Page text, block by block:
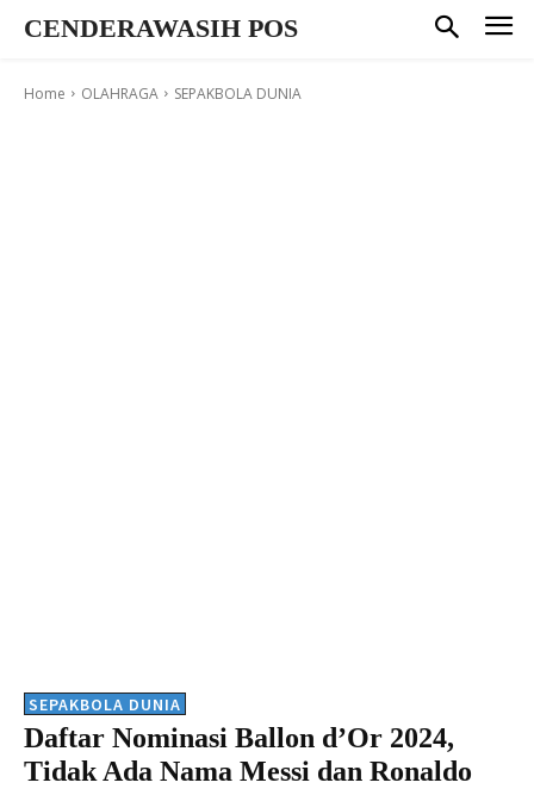
CENDERAWASIH POS
Home OLAHRAGA SEPAKBOLA DUNIA
SEPAKBOLA DUNIA
Daftar Nominasi Ballon d’Or 2024,
Tidak Ada Nama Messi dan Ronaldo